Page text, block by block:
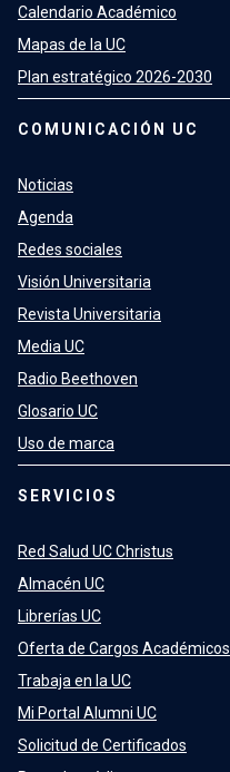
Calendario Académico
Mapas de la UC
Plan estratégico 2026-2030
COMUNICACIÓN UC
Noticias
Agenda
Redes sociales
Visión Universitaria
Revista Universitaria
Media UC
Radio Beethoven
Glosario UC
Uso de marca
SERVICIOS
Red Salud UC Christus
Almacén UC
Librerías UC
Oferta de Cargos Académicos
Trabaja en la UC
Mi Portal Alumni UC
Solicitud de Certificados